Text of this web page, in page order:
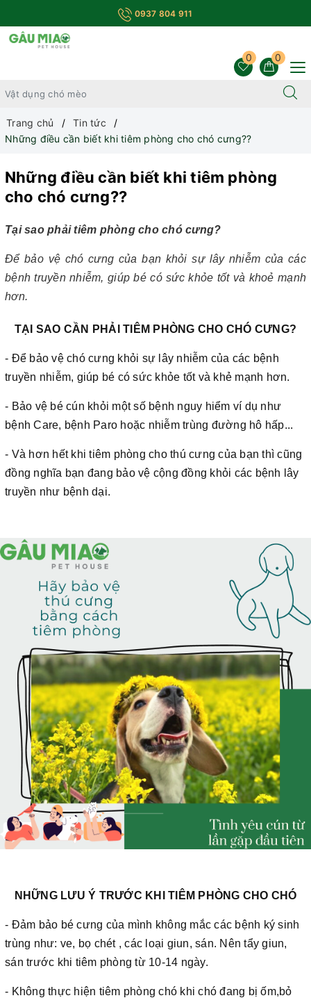
0937 804 911
0
0
Trang chủ
Tin tức
Những điều cần biết khi tiêm phòng cho chó cưng??
Những điều cần biết khi tiêm phòng
cho chó cưng??
Tại sao phải tiêm phòng cho chó cưng?
Để bảo vệ chó cưng của bạn khỏi sự lây nhiễm của các
bệnh truyền nhiễm, giúp bé có sức khỏe tốt và khoẻ mạnh
hơn.
TẠI SAO CẦN PHẢI TIÊM PHÒNG CHO CHÓ CƯNG?
- Để bảo vệ chó cưng khỏi sự lây nhiễm của các bệnh
truyền nhiễm, giúp bé có sức khỏe tốt và khẻ mạnh hơn.
- Bảo vệ bé cún khỏi một số bệnh nguy hiểm ví dụ như
bệnh Care, bệnh Paro hoặc nhiễm trùng đường hô hấp...
- Và hơn hết khi tiêm phòng cho thú cưng của bạn thì cũng
đồng nghĩa bạn đang bảo vệ cộng đồng khỏi các bệnh lây
truyền như bệnh dại.
NHỮNG LƯU Ý TRƯỚC KHI TIÊM PHÒNG CHO CHÓ
- Đảm bảo bé cưng của mình không mắc các bệnh ký sinh
trùng như: ve, bọ chét , các loại giun, sán. Nên tẩy giun,
sán trước khi tiêm phòng từ 10-14 ngày.
- Không thực hiện tiêm phòng chó khi chó đang bị ốm,bỏ